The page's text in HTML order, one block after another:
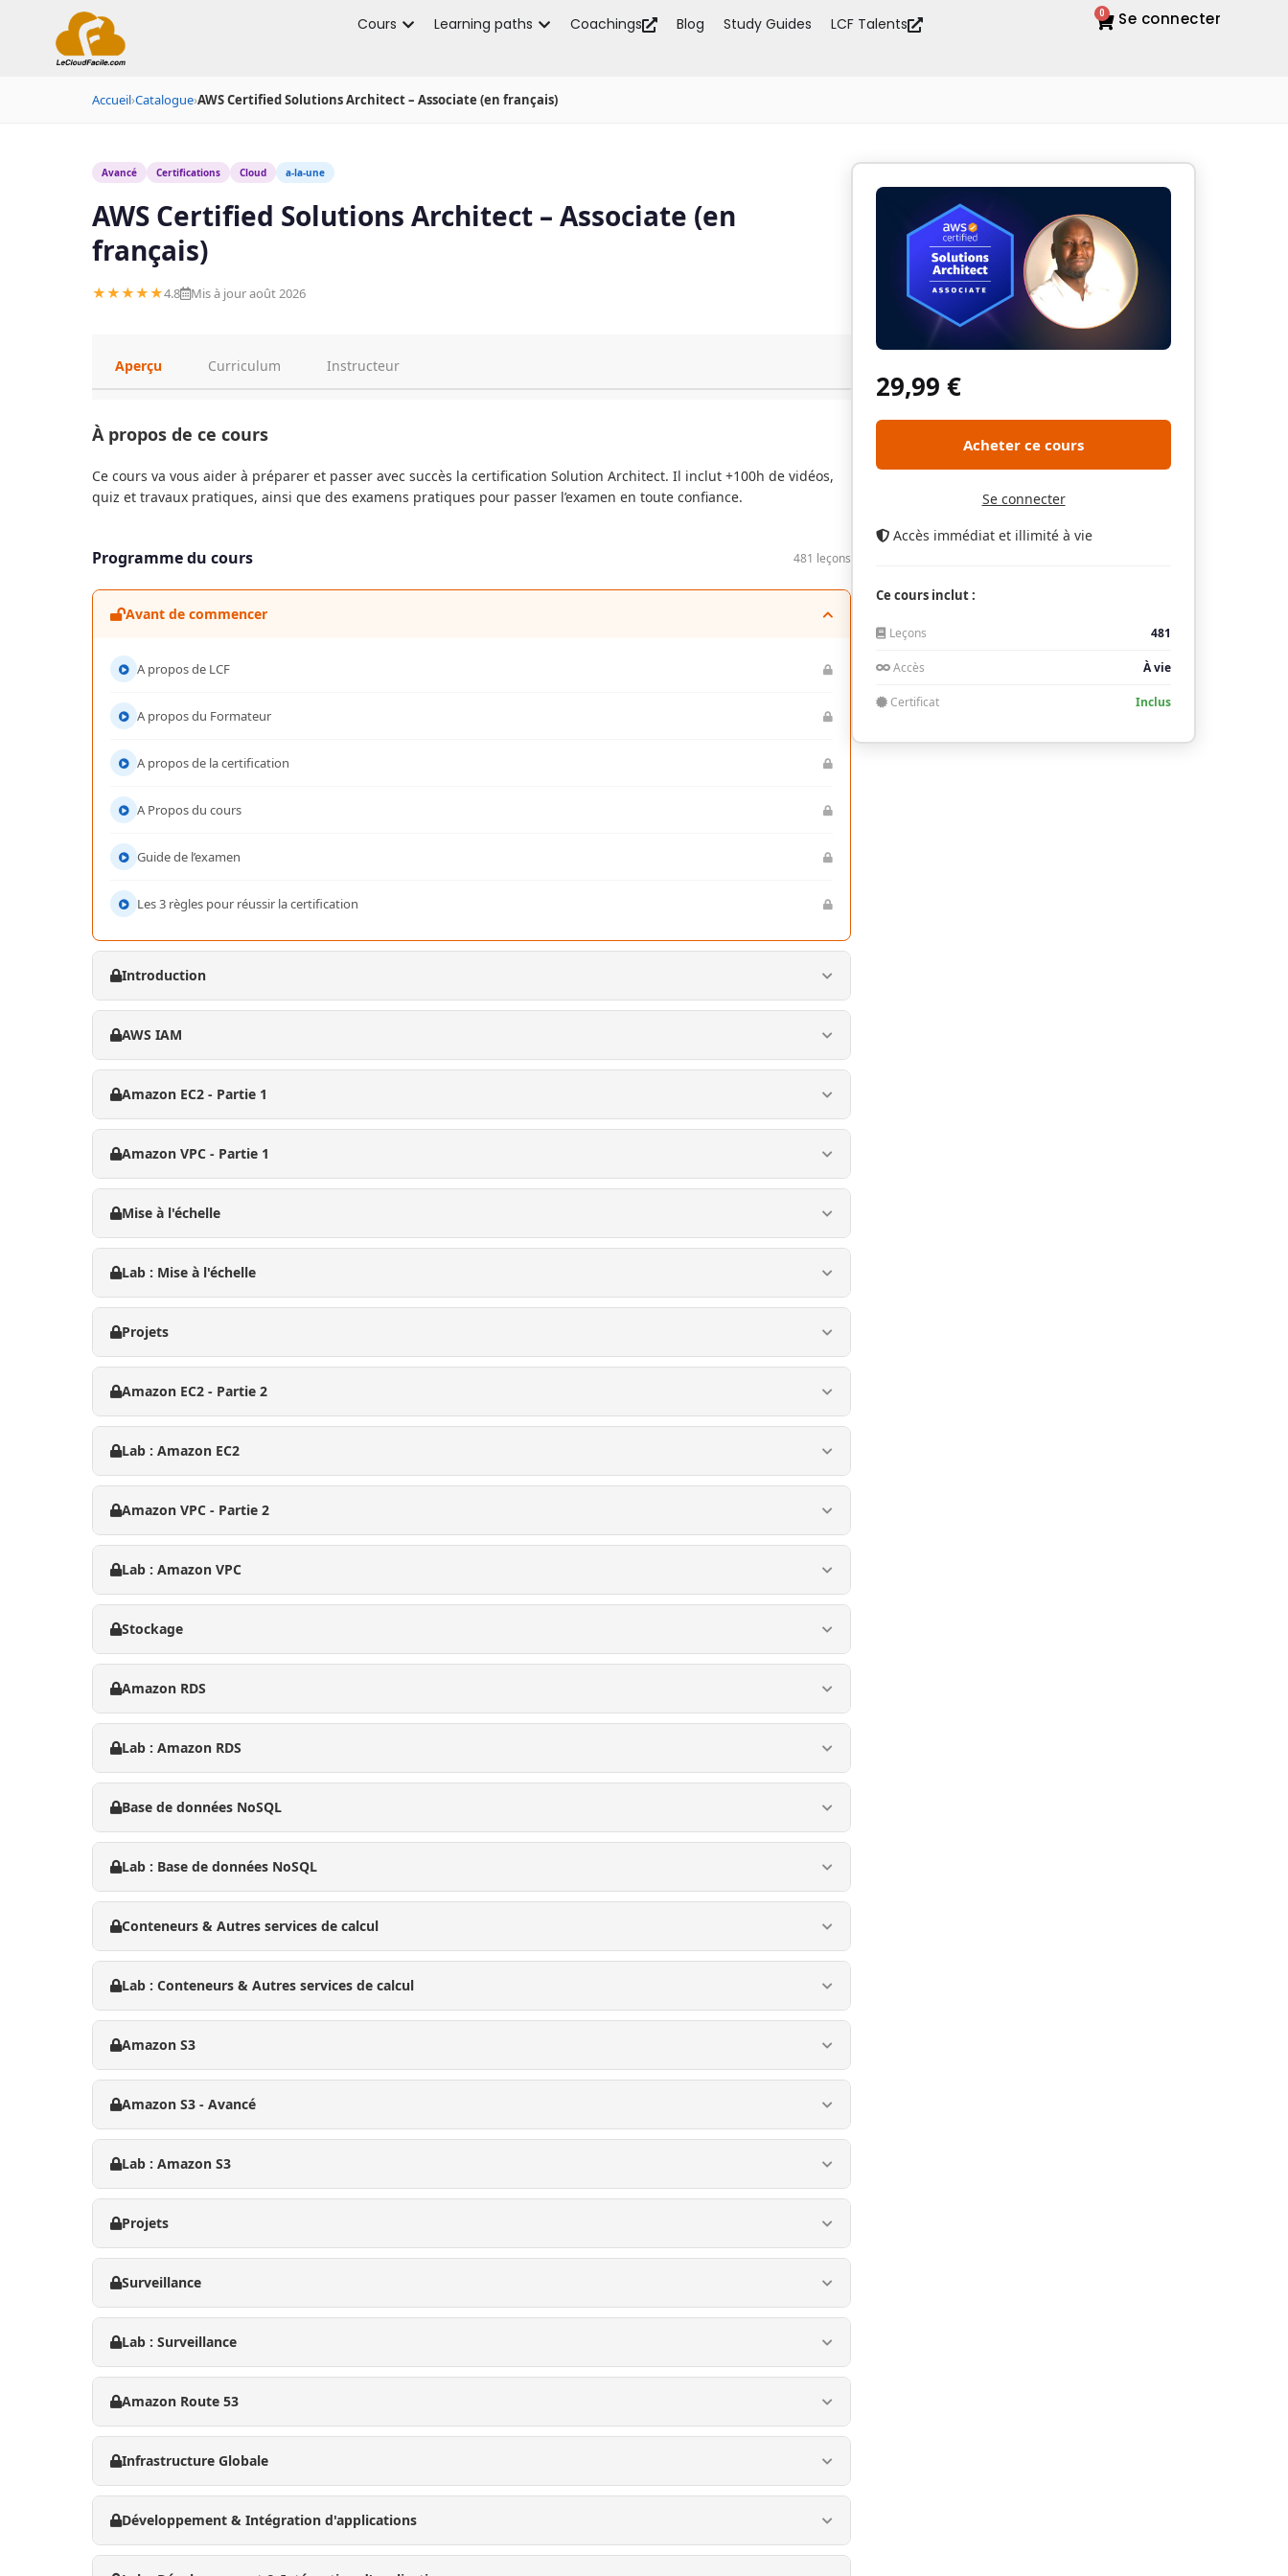
Cours Learning paths Coachings Blog Study Guides LCF Talents
0 Se connecter
Accueil›Catalogue›AWS Certified Solutions Architect – Associate (en français)
Avancé Certifications Cloud a-la-une
AWS Certified Solutions Architect – Associate (en
français)
★★★★★4.8 Mis à jour août 2026
Aperçu Curriculum Instructeur
À propos de ce cours
Ce cours va vous aider à préparer et passer avec succès la certification Solution Architect. Il inclut +100h de vidéos,
quiz et travaux pratiques, ainsi que des examens pratiques pour passer l’examen en toute confiance.
Programme du cours 481 leçons
Avant de commencer
A propos de LCF
A propos du Formateur
A propos de la certification
A Propos du cours
Guide de l’examen
Les 3 règles pour réussir la certification
Introduction
AWS IAM
Amazon EC2 - Partie 1
Amazon VPC - Partie 1
Mise à l'échelle
Lab : Mise à l'échelle
Projets
Amazon EC2 - Partie 2
Lab : Amazon EC2
Amazon VPC - Partie 2
Lab : Amazon VPC
Stockage
Amazon RDS
Lab : Amazon RDS
Base de données NoSQL
Lab : Base de données NoSQL
Conteneurs & Autres services de calcul
Lab : Conteneurs & Autres services de calcul
Amazon S3
Amazon S3 - Avancé
Lab : Amazon S3
Projets
Surveillance
Lab : Surveillance
Amazon Route 53
Infrastructure Globale
Développement & Intégration d'applications
29,99 €
Acheter ce cours
Se connecter
Accès immédiat et illimité à vie
Ce cours inclut :
Leçons 481
Accès À vie
Certificat Inclus